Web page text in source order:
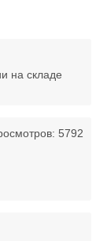
на складе
5792